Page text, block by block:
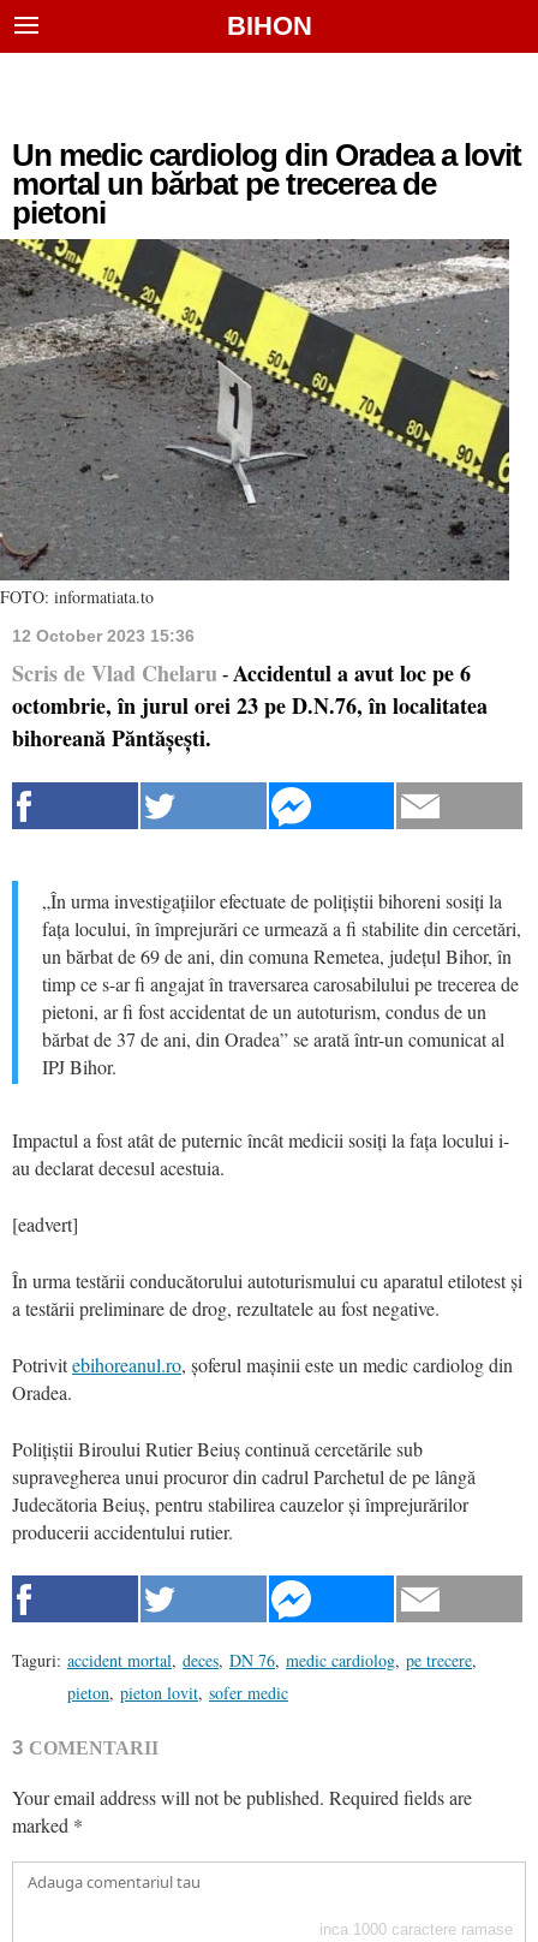
BIHON
Un medic cardiolog din Oradea a lovit
mortal un bărbat pe trecerea de
pietoni
FOTO: informatiata.to
12 October 2023 15:36
Scris de Vlad Chelaru - Accidentul a avut loc pe 6
octombrie, în jurul orei 23 pe D.N.76, în localitatea
bihoreană Păntășești.
„În urma investigațiilor efectuate de polițiștii bihoreni sosiți la
fața locului, în împrejurări ce urmează a fi stabilite din cercetări,
un bărbat de 69 de ani, din comuna Remetea, județul Bihor, în
timp ce s-ar fi angajat în traversarea carosabilului pe trecerea de
pietoni, ar fi fost accidentat de un autoturism, condus de un
bărbat de 37 de ani, din Oradea” se arată într-un comunicat al
IPJ Bihor.
Impactul a fost atât de puternic încât medicii sosiți la fața locului i-
au declarat decesul acestuia.
[eadvert]
În urma testării conducătorului autoturismului cu aparatul etilotest și
a testării preliminare de drog, rezultatele au fost negative.
Potrivitebihoreanul.ro, șoferul mașinii este un medic cardiolog din
Oradea.
Polițiștii Biroului Rutier Beiuș continuă cercetările sub
supravegherea unui procuror din cadrul Parchetul de pe lângă
Judecătoria Beiuș, pentru stabilirea cauzelor și împrejurărilor
producerii accidentului rutier.
Taguri: accident mortal, deces, DN 76, medic cardiolog, pe trecere,
pieton, pieton lovit, sofer medic
3 COMENTARII
Your email address will not be published. Required fields are
marked *
inca 1000 caractere ramase